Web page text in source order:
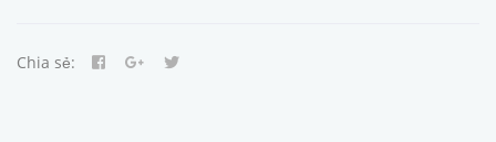
Chia sẻ: